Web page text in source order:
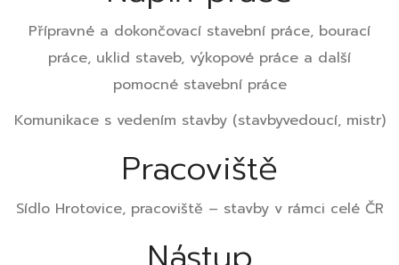
Přípravné a dokončovací stavební práce, bourací
práce, uklid staveb, výkopové práce a další
pomocné stavební práce
Komunikace s vedením stavby (stavbyvedoucí, mistr)
Pracoviště
Sídlo Hrotovice, pracoviště – stavby v rámci celé ČR